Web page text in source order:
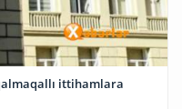
ittihamlara